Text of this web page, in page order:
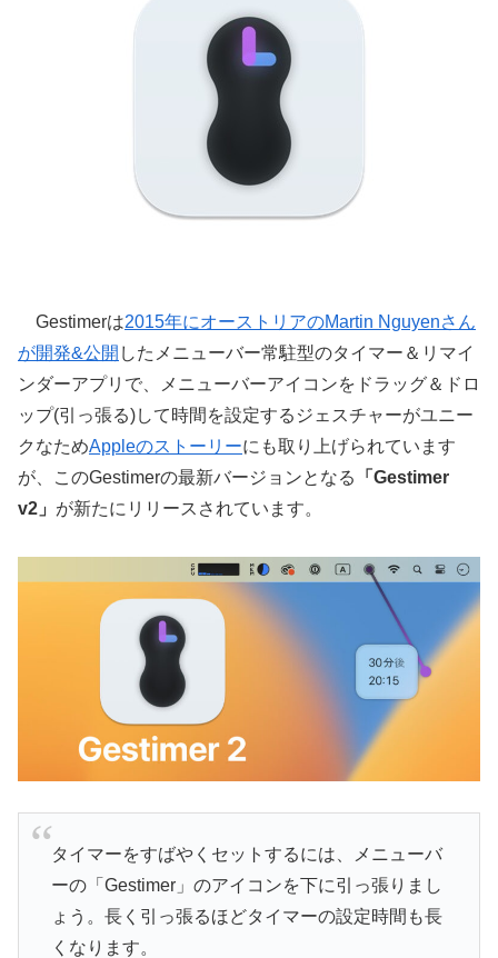
Gestimerは2015年にオーストリアのMartin Nguyenさん
が開発&公開 したメニューバー常駐型のタイマー＆リマイ
ンダーアプリで、メニューバーアイコンをドラッグ＆ドロ
ップ(引っ張る)して時間を設定するジェスチャーがユニー
クなためAppleのストーリーにも取り上げられています
が、このGestimerの最新バージョンとなる
「Gestimer
v2」 が新たにリリースされています。
タイマーをすばやくセットするには、メニューバ
ーの「Gestimer」のアイコンを下に引っ張りまし
ょう。長く引っ張るほどタイマーの設定時間も長
くなります。